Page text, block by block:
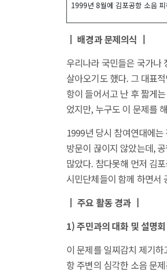
1999년 8월에 김포공항 소음
┃ 배경과 문제의식 ┃
우리나라 국민들은 국가나
살아오기도 했다. 그 대표
항이 들어서고 난 후 짧게
었지만, 누구도 이 문제를
1999년 당시 참여연대에
방문이 끊이지 않았는데,
많았다. 참다못해 먼저 김
시민단체들이 함께 하면서
┃ 주요 활동 경과 ┃
1) 주민과의 대화 및 설명
이 문제를 일찌감치 제기
항 주변의 심각한 소음 문